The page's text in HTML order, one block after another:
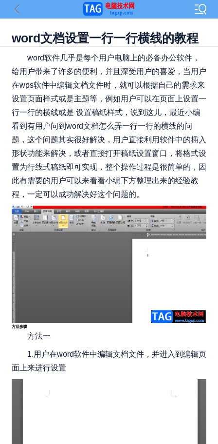
word文档设置一行一行横线的教程
word软件几乎是每个用户电脑上的必备办公软件，
给用户带来了许多的便利，并且深受用户的喜爱，当用户
在wps软件中编辑文档文件时，就可以根据自己的需求来
设置页面样式或是主题等，例如用户可以在页面上设置一
行一行的横线或是 设置稿纸样式，说到这儿，最近小编
看到有用户问到word文档怎么弄一行一行的横线的问
题，这个问题其实很好解决，用户直接利用软件中的插入
形状功能来解决，或者直接打开稿纸设置窗口，将格式设
置为行线式稿纸即可实现，整个操作过程是很简单的，因
此有需要的用户可以来看看小编下方整理出来的经验教
程，一定可以成功解决好这个问题的。
方法步骤
方法一
1.用户在word软件中编辑文档文件，并进入到编辑页
面上来进行设置